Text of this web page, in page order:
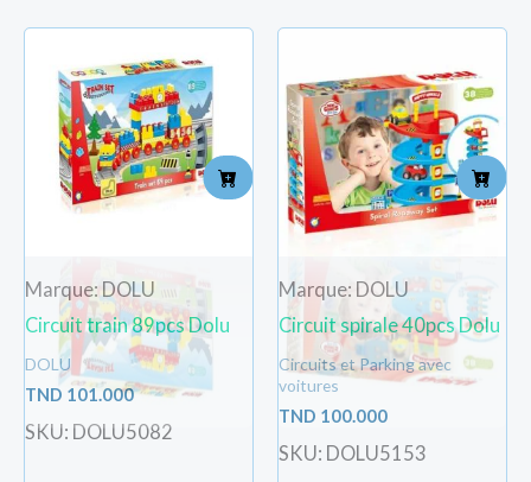
Marque: DOLU
Circuit train 89pcs Dolu
DOLU
TND 101.000
SKU: DOLU5082
Marque: DOLU
Circuit spirale 40pcs Dolu
Circuits et Parking avec
voitures
TND 100.000
SKU: DOLU5153